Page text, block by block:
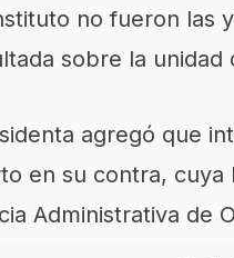
no fueron las
sobre la
agregó que
en su contra,
Administrativa de